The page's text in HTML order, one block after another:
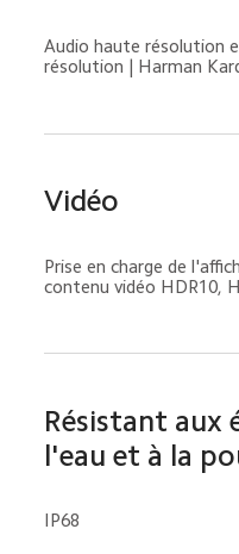
Audio haute résolution
résolution | Harman
Vidéo
Prise en charge de
contenu vidéo HDR10,
Résistant aux
l'eau et à la
IP68